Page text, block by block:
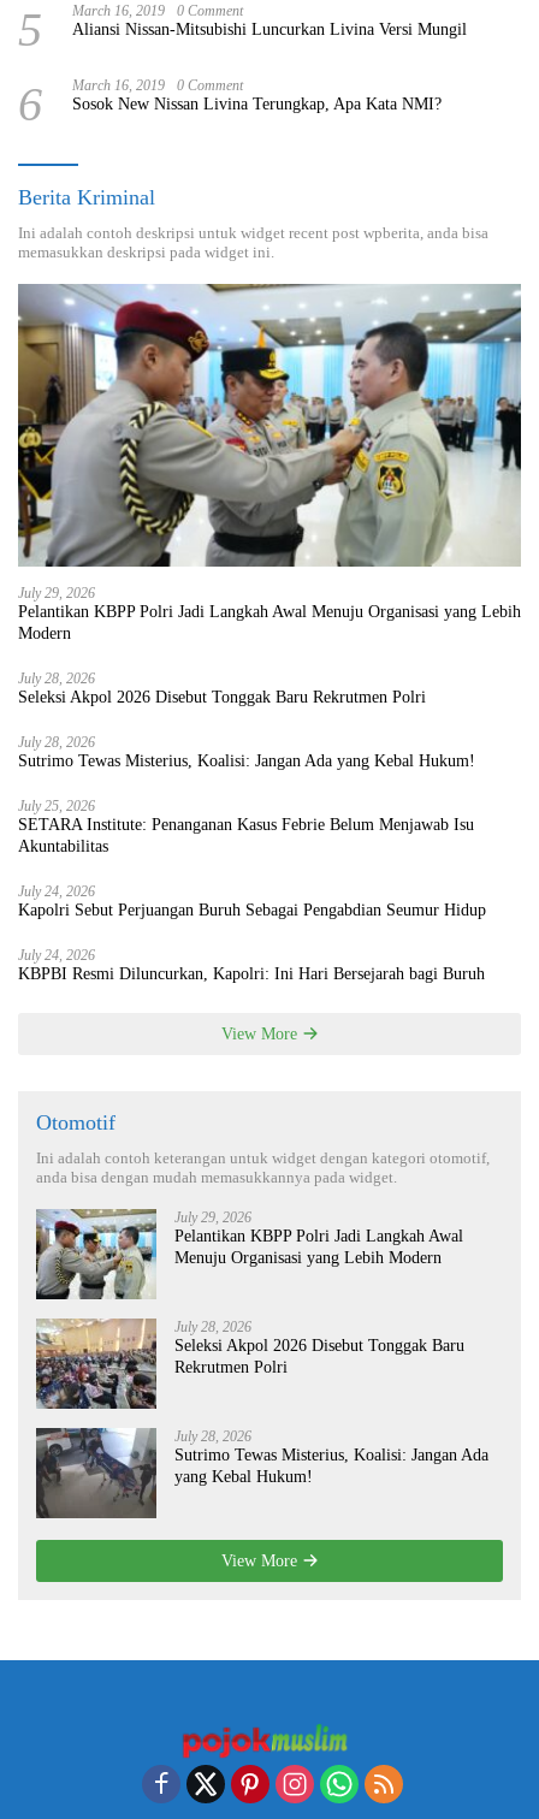
5 March 16, 2019 0 Comment
Aliansi Nissan-Mitsubishi Luncurkan Livina Versi Mungil
6 March 16, 2019 0 Comment
Sosok New Nissan Livina Terungkap, Apa Kata NMI?
Berita Kriminal
Ini adalah contoh deskripsi untuk widget recent post wpberita, anda bisa
memasukkan deskripsi pada widget ini.
July 29, 2026
Pelantikan KBPP Polri Jadi Langkah Awal Menuju Organisasi yang Lebih
Modern
July 28, 2026
Seleksi Akpol 2026 Disebut Tonggak Baru Rekrutmen Polri
July 28, 2026
Sutrimo Tewas Misterius, Koalisi: Jangan Ada yang Kebal Hukum!
July 25, 2026
SETARA Institute: Penanganan Kasus Febrie Belum Menjawab Isu
Akuntabilitas
July 24, 2026
Kapolri Sebut Perjuangan Buruh Sebagai Pengabdian Seumur Hidup
July 24, 2026
KBPBI Resmi Diluncurkan, Kapolri: Ini Hari Bersejarah bagi Buruh
View More
Otomotif
Ini adalah contoh keterangan untuk widget dengan kategori otomotif,
anda bisa dengan mudah memasukkannya pada widget.
July 29, 2026
Pelantikan KBPP Polri Jadi Langkah Awal
Menuju Organisasi yang Lebih Modern
July 28, 2026
Seleksi Akpol 2026 Disebut Tonggak Baru
Rekrutmen Polri
July 28, 2026
Sutrimo Tewas Misterius, Koalisi: Jangan Ada
yang Kebal Hukum!
View More